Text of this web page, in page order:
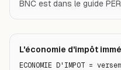
BNC est dans le guide
L'économie d'impôt
ECONOMIE D'IMPOT =